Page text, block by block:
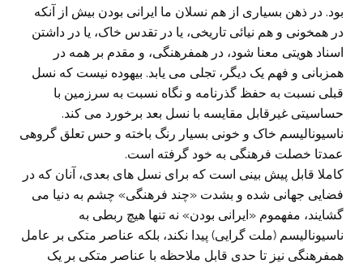
بود. در ذهن بسیاری از هم نسلان ما ایرانی بودن بیش از آنکه
در همخونی و هم نیائی تاریخی، یا در تقدس خاک، یا در داشتن
اسناد هویتی معنا شود، در همفرهنگی، و مقدم بر همه در
همزبانی و فهم یک دیگر، تجلی می یابد. بیهوده نیست که نسل
قبلی نسبت به حفظ گذرنامه و نگاه نسبت به سرزمین با
حساسیتی غیرقابل مقایسه با نسل بعد برخورد می کند.
ناسیونالیسم خاک و خونی بسیار رنگ باخته و حس تعلق گروهی
عمدتا خصلت فرهنگی به خود گرفته است.
کاملا قابل پیش بینی است که برای نسل های بعدی، آنان که در
فضایی جهانی شده و بشدت «چند فرهنگی» چشم به دنیا می
گشایند، مفهموم «ایرانی بودن» نه تنها هیچ ربطی به
ناسیونالیسم (ملت گرایی) پیدا نکند، بلکه عناصر متکی بر عامل
همفرهنگی نیز تا حدی قابل ملاحظه با عناصر متکی بر یک